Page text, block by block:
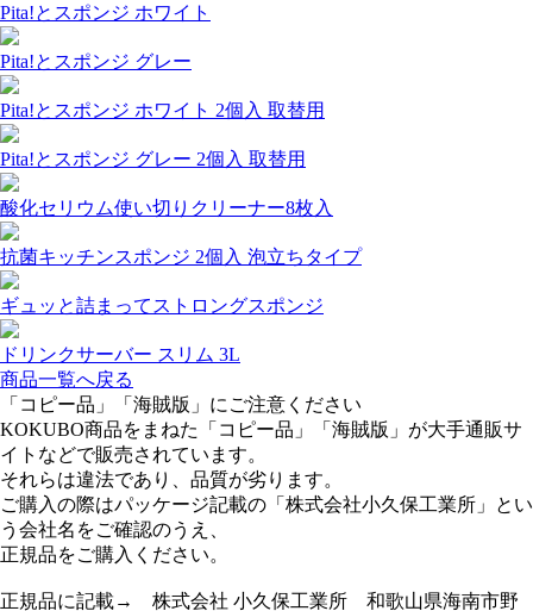
Pita!とスポンジ ホワイト
Pita!とスポンジ グレー
Pita!とスポンジ ホワイト 2個入 取替用
Pita!とスポンジ グレー 2個入 取替用
酸化セリウム使い切りクリーナー8枚入
抗菌キッチンスポンジ 2個入 泡立ちタイプ
ギュッと詰まってストロングスポンジ
ドリンクサーバー スリム 3L
商品一覧へ戻る
「コピー品」「海賊版」にご注意ください
KOKUBO商品をまねた「コピー品」「海賊版」が大手通販サ
イトなどで販売されています。
それらは違法であり、品質が劣ります。
ご購入の際はパッケージ記載の「株式会社小久保工業所」とい
う会社名をご確認のうえ、
正規品をご購入ください。
正規品に記載→ 株式会社 小久保工業所 和歌山県海南市野